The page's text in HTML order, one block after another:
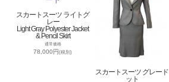
スカートスーツ ライトグ
レー
Light Gray Polyester Jacket
& Pencil Skirt
通常価格
78,000円(税別)
スカートスーツ グレード
ット